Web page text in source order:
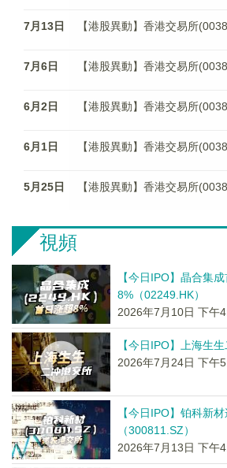
7月13日 【港股異動】香港交易所
7月6日 【港股異動】香港交易所
6月2日 【港股異動】香港交易所
6月1日 【港股異動】香港交易所
5月25日 【港股異動】香港交易所
視頻
【今日IPO】晶合集
8%（02249.HK）
2026年7月10日 下午
【今日IPO】上海生
2026年7月24日 下午
【今日IPO】铂科新
（300811.SZ）
2026年7月13日 下午